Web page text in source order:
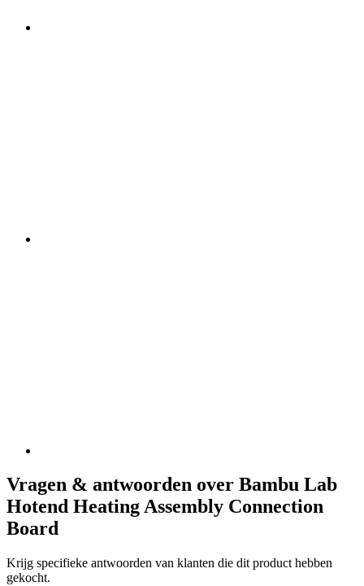
Vragen & antwoorden over Bambu Lab
Hotend Heating Assembly Connection
Board
Krijg specifieke antwoorden van klanten die dit product hebben
gekocht.